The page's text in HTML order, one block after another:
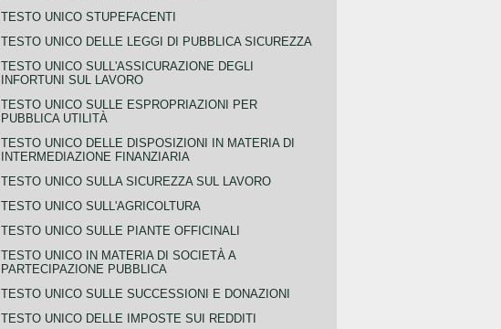
TESTO UNICO STUPEFACENTI
TESTO UNICO DELLE LEGGI DI PUBBLICA SICUREZZA
TESTO UNICO SULL'ASSICURAZIONE DEGLI
INFORTUNI SUL LAVORO
TESTO UNICO SULLE ESPROPRIAZIONI PER
PUBBLICA UTILITÀ
TESTO UNICO DELLE DISPOSIZIONI IN MATERIA DI
INTERMEDIAZIONE FINANZIARIA
TESTO UNICO SULLA SICUREZZA SUL LAVORO
TESTO UNICO SULL'AGRICOLTURA
TESTO UNICO SULLE PIANTE OFFICINALI
TESTO UNICO IN MATERIA DI SOCIETÀ A
PARTECIPAZIONE PUBBLICA
TESTO UNICO SULLE SUCCESSIONI E DONAZIONI
TESTO UNICO DELLE IMPOSTE SUI REDDITI